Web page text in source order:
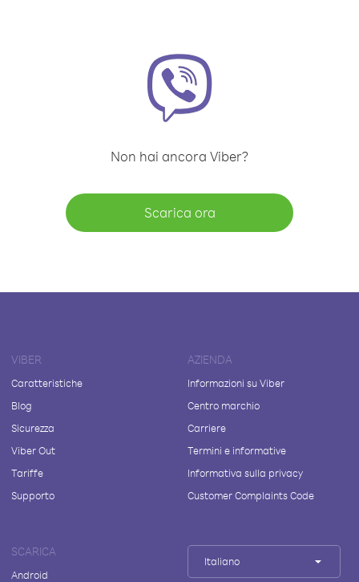
Non hai ancora Viber?
Scarica ora
VIBER
Caratteristiche
Blog
Sicurezza
Viber Out
Tariffe
Supporto
AZIENDA
Informazioni su Viber
Centro marchio
Carriere
Termini e informative
Informativa sulla privacy
Customer Complaints Code
SCARICA
Android
Italiano